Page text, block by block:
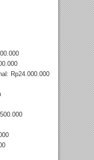
Rp24.000.000